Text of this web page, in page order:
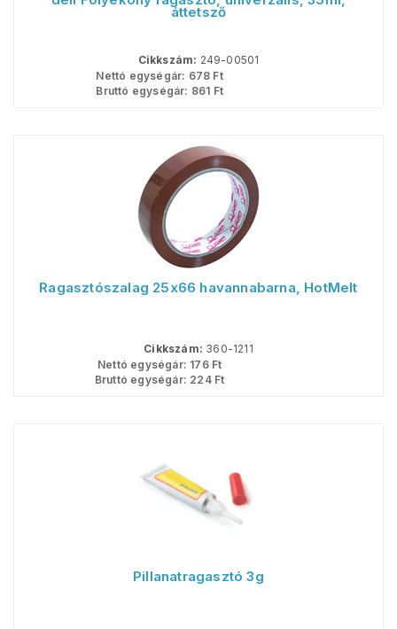
áttetsző
Cikkszám: 249-00501
Nettó egységár: 678 Ft
Bruttó egységár: 861 Ft
Ragasztószalag 25x66 havannabarna, HotMelt
Cikkszám: 360-1211
Nettó egységár: 176Ft
Bruttó egységár: 224Ft
Pillanatragasztó 3g